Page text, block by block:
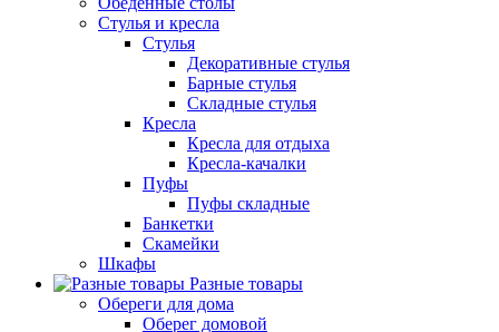
Стулья и кресла
Стулья
Декоративные стулья
Барные стулья
Складные стулья
Кресла
Кресла для отдыха
Кресла-качалки
Пуфы
Пуфы складные
Банкетки
Скамейки
Шкафы
Разные товары
Обереги для дома
Оберег домовой